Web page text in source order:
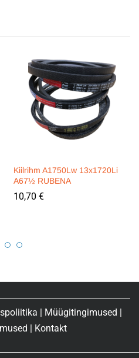
Kiilrihm A1750Lw 13x1720Li
A67½ RUBENA
10,70 €
Müügitingimused
Kontakt